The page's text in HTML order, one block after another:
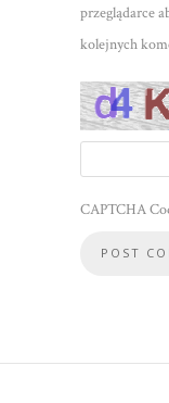
przeglądarce
kolejnych
CAPTCHA